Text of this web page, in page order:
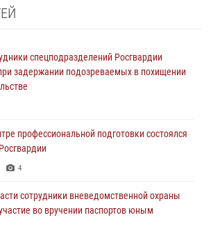
спецподразделений Росгвардии
задержании подозреваемых в похищении
профессиональной подготовки состоялся
4
сотрудники вневедомственной охраны
во вручении паспортов юным